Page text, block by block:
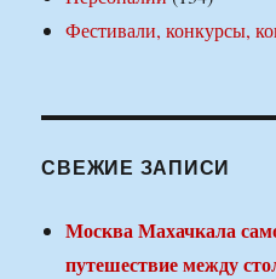
Фестивали, конкурсы,
СВЕЖИЕ ЗАПИСИ
Москва Махачкала
путешествие между